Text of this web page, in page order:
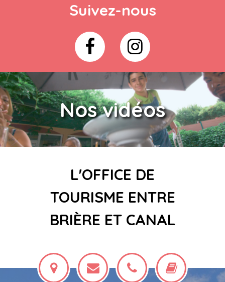
Suivez-nous
Nos vidéos
L'OFFICE DE
TOURISME ENTRE
BRIÈRE ET CANAL